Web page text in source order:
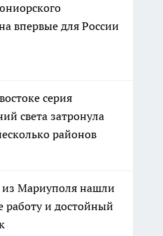
впервые для России
серия
света затронула
районов
из Мариуполя нашли
работу и достойный